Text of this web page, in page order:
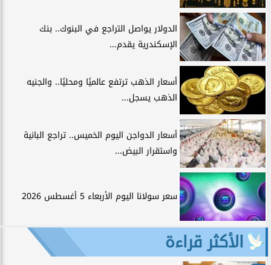
الدولار يواصل التراجع في البنوك.. بنك
الإسكندرية يقدم...
أسعار الذهب ترتفع عالميًا ومحليًا.. والجنيه
الذهب يسجل...
أسعار الدواجن اليوم الخميس.. تراجع البانية
واستقرار البيض...
سعر سولانا اليوم الأربعاء 5 أغسطس 2026
الأكثر قراءة